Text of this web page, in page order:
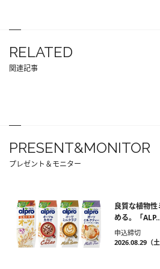
RELATED
関連記事
PRESENT&MONITOR
プレゼント＆モニター
良質な植物
める。「
申込締切
2026.08.29（